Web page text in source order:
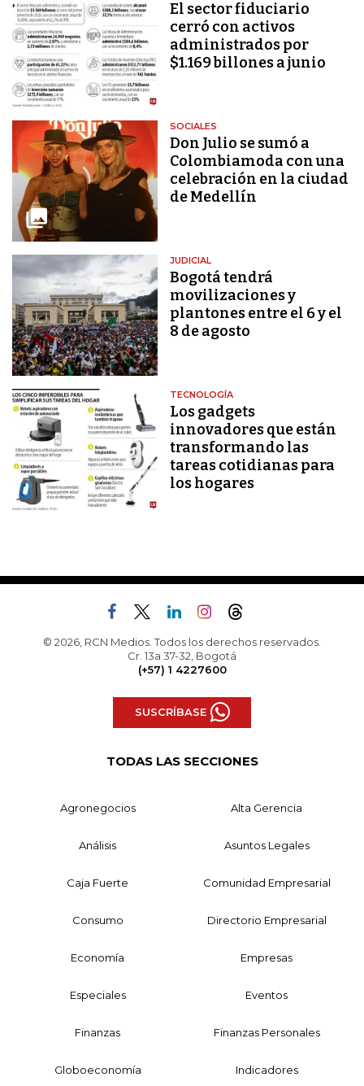
El sector fiduciario
cerró con activos
administrados por
$1.169 billones a junio
SOCIALES
Don Julio se sumó a
Colombiamoda con una
celebración en la ciudad
de Medellín
JUDICIAL
Bogotá tendrá
movilizaciones y
plantones entre el 6 y el
8 de agosto
TECNOLOGÍA
Los gadgets
innovadores que están
transformando las
tareas cotidianas para
los hogares
© 2026, RCN Medios. Todos los derechos reservados.
Cr. 13a 37-32, Bogotá
(+57) 1 4227600
SUSCRÍBASE
TODAS LAS SECCIONES
Agronegocios Alta Gerencia
Análisis Asuntos Legales
Caja Fuerte Comunidad Empresarial
Consumo Directorio Empresarial
Economía Empresas
Especiales Eventos
Finanzas Finanzas Personales
Globoeconomía Indicadores